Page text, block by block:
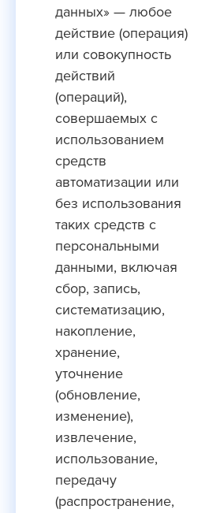
данных» — любое
действие (операция)
или совокупность
действий
(операций),
совершаемых с
использованием
средств
автоматизации или
без использования
таких средств с
персональными
данными, включая
сбор, запись,
систематизацию,
накопление,
хранение,
уточнение
(обновление,
изменение),
извлечение,
использование,
передачу
(распространение,